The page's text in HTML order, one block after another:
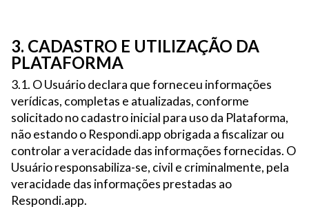
3. CADASTRO E UTILIZAÇÃO DA
PLATAFORMA
3.1. O Usuário declara que forneceu informações
verídicas, completas e atualizadas, conforme
solicitado no cadastro inicial para uso da Plataforma,
não estando o Respondi.app obrigada a fiscalizar ou
controlar a veracidade das informações fornecidas. O
Usuário responsabiliza-se, civil e criminalmente, pela
veracidade das informações prestadas ao
Respondi.app.